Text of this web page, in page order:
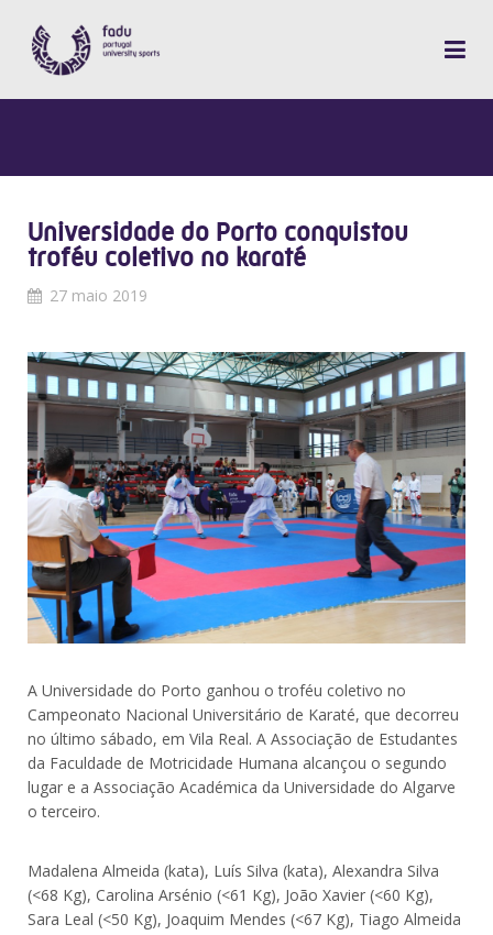
Universidade do Porto conquistou
troféu coletivo no karaté
27 maio 2019
A Universidade do Porto ganhou o troféu coletivo no
Campeonato Nacional Universitário de Karaté, que decorreu
no último sábado, em Vila Real. A Associação de Estudantes
da Faculdade de Motricidade Humana alcançou o segundo
lugar e a Associação Académica da Universidade do Algarve
o terceiro.
Madalena Almeida (kata), Luís Silva (kata), Alexandra Silva
(<68 Kg), Carolina Arsénio (<61 Kg), João Xavier (<60 Kg),
Sara Leal (<50 Kg), Joaquim Mendes (<67 Kg), Tiago Almeida